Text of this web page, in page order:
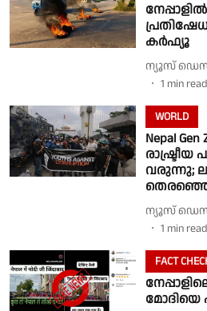
കർഫ്യൂ
ന്യൂസ്
1 min read
WORLD
Nepal
രാഷ്ട്രീയ
വരുന്നു;
ന്യൂസ്
1 min read
FACT
മോദിയെ